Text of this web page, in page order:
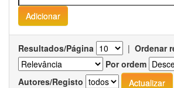
Resultados/Página | Ordenar
Por ordem
Autores/Registo